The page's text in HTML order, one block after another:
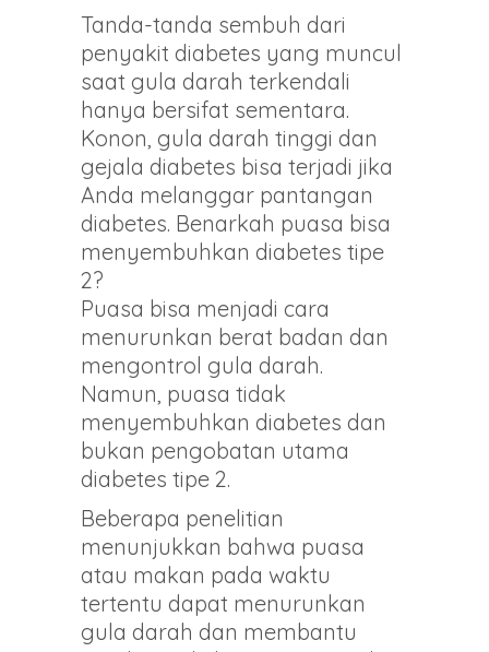
Tanda-tanda sembuh dari
penyakit diabetes yang muncul
saat gula darah terkendali
hanya bersifat sementara.
Konon, gula darah tinggi dan
gejala diabetes bisa terjadi jika
Anda melanggar pantangan
diabetes. Benarkah puasa bisa
menyembuhkan diabetes tipe
2?
Puasa bisa menjadi cara
menurunkan berat badan dan
mengontrol gula darah.
Namun, puasa tidak
menyembuhkan diabetes dan
bukan pengobatan utama
diabetes tipe 2.
Beberapa penelitian
menunjukkan bahwa puasa
atau makan pada waktu
tertentu dapat menurunkan
gula darah dan membantu